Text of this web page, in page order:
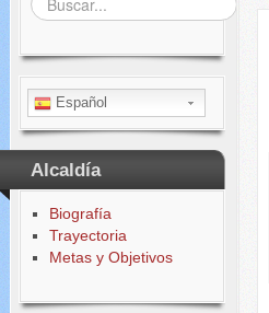
Español
Alcaldía
Biografía
Trayectoria
Metas y Objetivos